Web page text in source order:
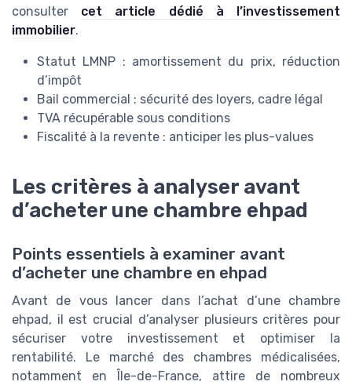
consulter cet article dédié à l’investissement
immobilier.
Statut LMNP : amortissement du prix, réduction
d’impôt
Bail commercial : sécurité des loyers, cadre légal
TVA récupérable sous conditions
Fiscalité à la revente : anticiper les plus-values
Les critères à analyser avant
d’acheter une chambre ehpad
Points essentiels à examiner avant
d’acheter une chambre en ehpad
Avant de vous lancer dans l’achat d’une chambre
ehpad, il est crucial d’analyser plusieurs critères pour
sécuriser votre investissement et optimiser la
rentabilité. Le marché des chambres médicalisées,
notamment en Île-de-France, attire de nombreux